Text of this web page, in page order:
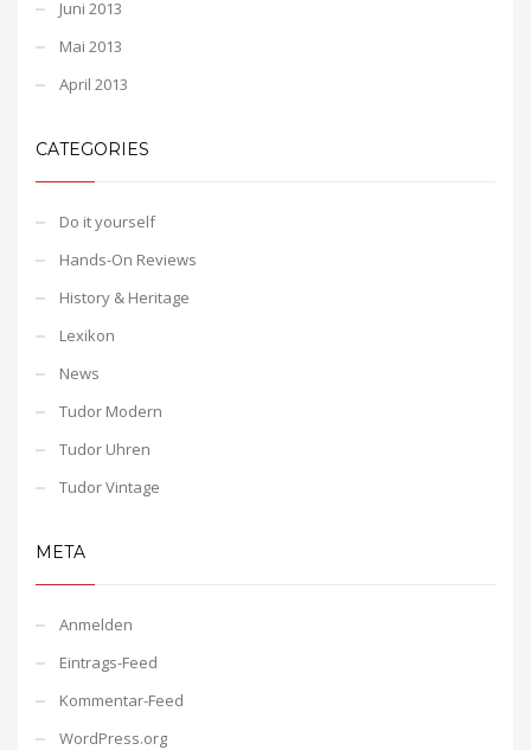
Juni 2013
Mai 2013
April 2013
CATEGORIES
Do it yourself
Hands-On Reviews
History & Heritage
Lexikon
News
Tudor Modern
Tudor Uhren
Tudor Vintage
META
Anmelden
Eintrags-Feed
Kommentar-Feed
WordPress.org